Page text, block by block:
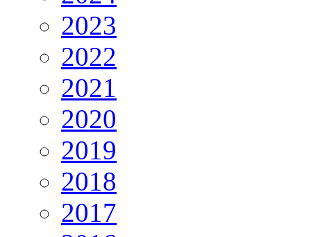
2023
2022
2021
2020
2019
2018
2017